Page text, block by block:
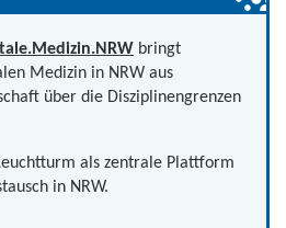
bringt
Medizin in NRW aus
über die Disziplinengrenzen
als zentrale Plattform
in NRW.